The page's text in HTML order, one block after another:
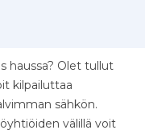
haussa? Olet tullut
kilpailuttaa
sähkön.
välillä voit